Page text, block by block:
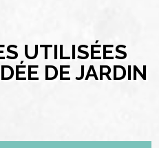
UTILISÉES
DE JARDIN